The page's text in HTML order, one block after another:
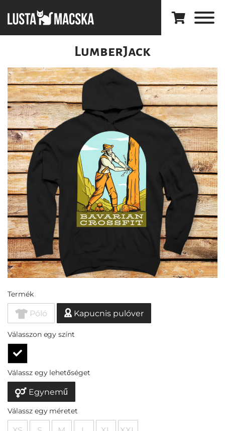
LumberJack
Termék
Póló Kapucnis pulóver
Válasszon egy színt
Válassz egy lehetőséget
Egynemű
Válassz egy méretet